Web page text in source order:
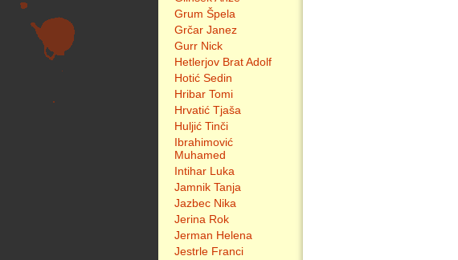
Grum Špela
Grčar Janez
Gurr Nick
Hetlerjov Brat Adolf
Hotić Sedin
Hribar Tomi
Hrvatić Tjaša
Huljić Tinči
Ibrahimović
Muhamed
Intihar Luka
Jamnik Tanja
Jazbec Nika
Jerina Rok
Jerman Helena
Jestrle Franci